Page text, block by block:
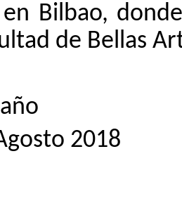
Bilbao,
de Bellas
2018